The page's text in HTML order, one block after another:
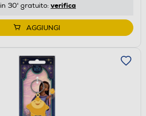
30' gratuito: verifica
AGGIUNGI